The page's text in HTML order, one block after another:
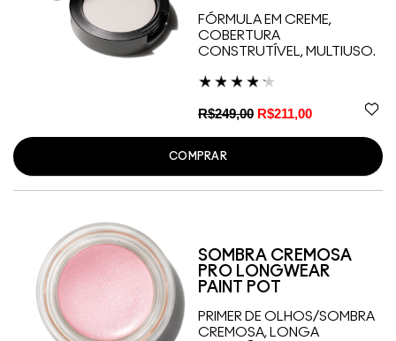
FÓRMULA EM CREME,
COBERTURA
CONSTRUTÍVEL, MULTIUSO.
R$249,00 R$211,00
COMPRAR
SOMBRA CREMOSA
PRO LONGWEAR
PAINT POT
PRIMER DE OLHOS/SOMBRA
CREMOSA, LONGA